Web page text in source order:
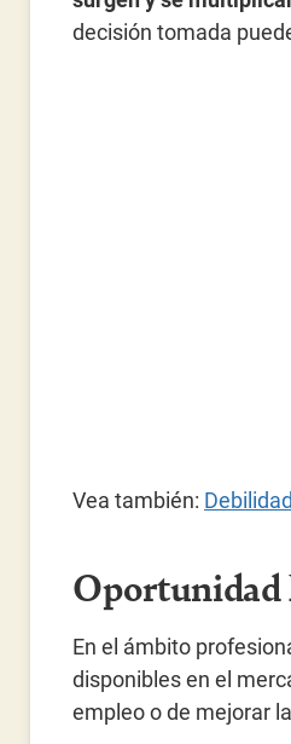
decisión tomada
Vea también: Debilidad
Oportunidad
En el ámbito
disponibles en el
empleo o de mejorar